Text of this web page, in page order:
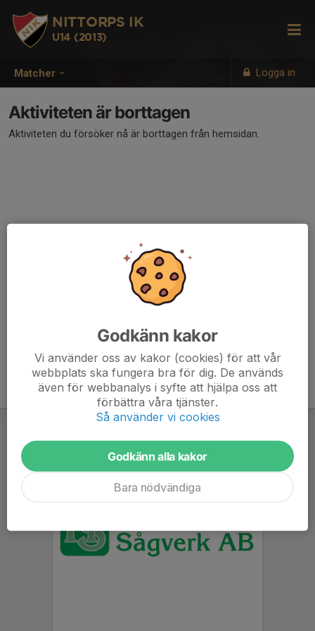
Matcher Logga in
NITTORPS IK
U14 (2013)
Aktiviteten är borttagen
Aktiviteten du försöker nå är borttagen från hemsidan.
Godkänn kakor
Vi använder oss av kakor (cookies) för att vår
webbplats ska fungera bra för dig. De används
även för webbanalys i syfte att hjälpa oss att
förbättra våra tjänster.
Så använder vi cookies
Godkänn alla kakor
Bara nödvändiga